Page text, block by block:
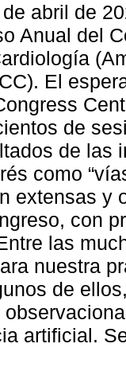
abril de
Anual del
El
de
de las
como
extensas y
con
las
nuestra
de
artificial.